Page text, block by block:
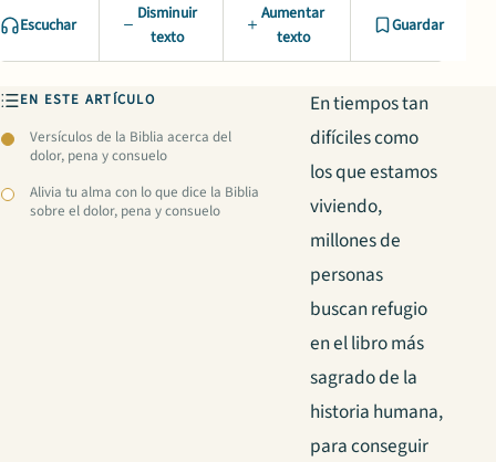
Escuchar
Disminuir
texto
Aumentar
texto
Guardar
EN ESTE ARTÍCULO
Versículos de la Biblia acerca del
dolor, pena y consuelo
Alivia tu alma con lo que dice la Biblia
sobre el dolor, pena y consuelo
En tiempos tan
difíciles como
los que estamos
viviendo,
millones de
personas
buscan refugio
en el libro más
sagrado de la
historia humana,
para conseguir